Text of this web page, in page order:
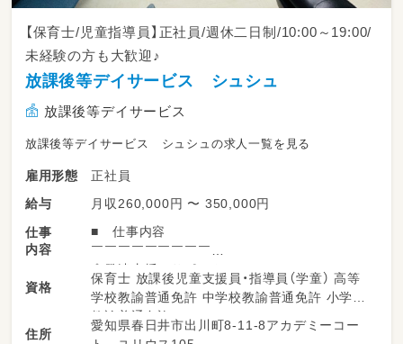
【保育士/児童指導員】正社員/週休二日制/10:00～19:00/
未経験の方も大歓迎♪
放課後等デイサービス シュシュ
放課後等デイサービス
放課後等デイサービス シュシュの求人一覧を見る
雇用形態
正社員
給与
月収260,000円 〜 350,000円
仕事
内容
■ 仕事内容
￣￣￣￣￣￣￣￣￣
◇発達支援のサポート
◇療育活動の補助
◇子どもの見守り
◇送迎業務 など
資格
保育士 放課後児童支援員・指導員（学童） 高等
学校教諭普通免許 中学校教諭普通免許 小学校
教諭普通免許
住所
愛知県春日井市出川町8-11-8アカデミーコー